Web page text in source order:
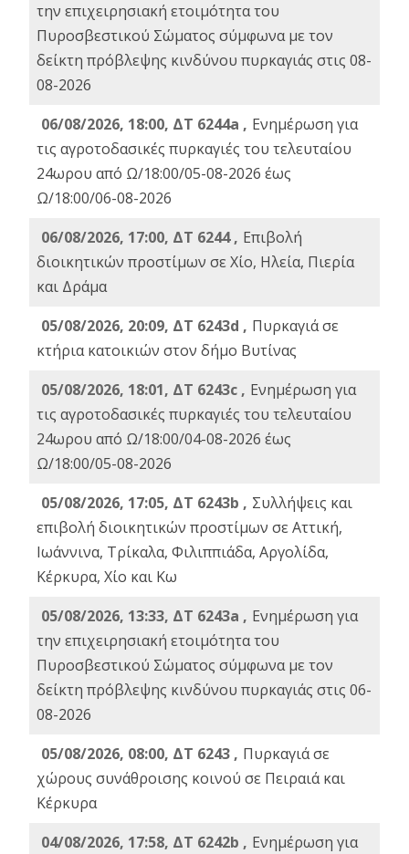
την επιχειρησιακή ετοιμότητα του
Πυροσβεστικού Σώματος σύμφωνα με τον
δείκτη πρόβλεψης κινδύνου πυρκαγιάς στις 08-
08-2026
06/08/2026, 18:00, ΔΤ 6244a , Ενημέρωση για
τις αγροτοδασικές πυρκαγιές του τελευταίου
24ωρου από Ω/18:00/05-08-2026 έως
Ω/18:00/06-08-2026
06/08/2026, 17:00, ΔΤ 6244 , Επιβολή
διοικητικών προστίμων σε Χίο, Ηλεία, Πιερία
και Δράμα
05/08/2026, 20:09, ΔΤ 6243d , Πυρκαγιά σε
κτήρια κατοικιών στον δήμο Βυτίνας
05/08/2026, 18:01, ΔΤ 6243c , Ενημέρωση για
τις αγροτοδασικές πυρκαγιές του τελευταίου
24ωρου από Ω/18:00/04-08-2026 έως
Ω/18:00/05-08-2026
05/08/2026, 17:05, ΔΤ 6243b , Συλλήψεις και
επιβολή διοικητικών προστίμων σε Αττική,
Ιωάννινα, Τρίκαλα, Φιλιππιάδα, Αργολίδα,
Κέρκυρα, Χίο και Κω
05/08/2026, 13:33, ΔΤ 6243a , Ενημέρωση για
την επιχειρησιακή ετοιμότητα του
Πυροσβεστικού Σώματος σύμφωνα με τον
δείκτη πρόβλεψης κινδύνου πυρκαγιάς στις 06-
08-2026
05/08/2026, 08:00, ΔΤ 6243 , Πυρκαγιά σε
χώρους συνάθροισης κοινού σε Πειραιά και
Κέρκυρα
04/08/2026, 17:58, ΔΤ 6242b , Ενημέρωση για